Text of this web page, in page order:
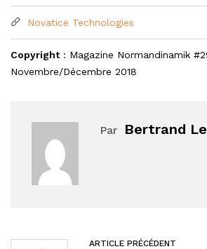
Novatice Technologies
Copyright: Magazine Normandinamik
Novembre/Décembre 2018
Par Bertrand
ARTICLE PRÉCÉDENT